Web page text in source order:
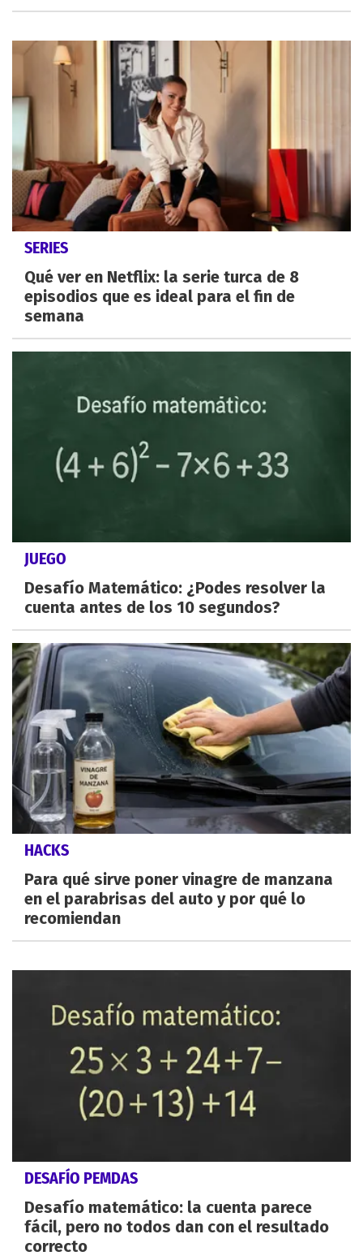
SERIES
Qué ver en Netflix: la serie turca de 8
episodios que es ideal para el fin de
semana
JUEGO
Desafío Matemático: ¿Podes resolver la
cuenta antes de los 10 segundos?
HACKS
Para qué sirve poner vinagre de manzana
en el parabrisas del auto y por qué lo
recomiendan
DESAFÍO PEMDAS
Desafío matemático: la cuenta parece
fácil, pero no todos dan con el resultado
correcto